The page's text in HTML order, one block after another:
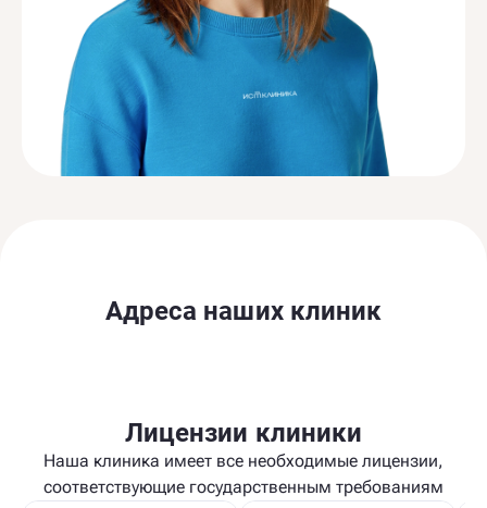
Адреса наших клиник
Лицензии клиники
Наша клиника имеет все необходимые лицензии,
соответствующие государственным требованиям